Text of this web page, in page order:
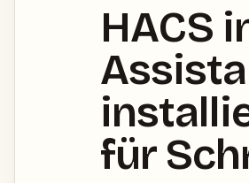
HACS
für